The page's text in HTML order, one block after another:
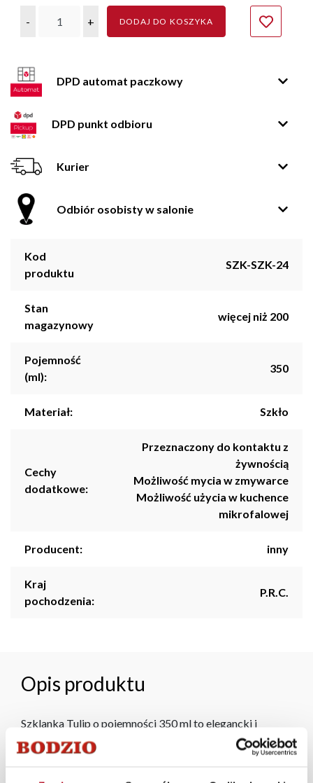
- + DODAJ DO KOSZYKA
DPD automat paczkowy
DPD punkt odbioru
Kurier
Odbiór osobisty w salonie
Kod
produktu
SZK-SZK-24
Stan
magazynowy
więcej niż 200
Pojemność
(ml):
350
Materiał: Szkło
Cechy
dodatkowe:
Przeznaczony do kontaktu z
żywnością
Możliwość mycia w zmywarce
Możliwość użycia w kuchence
mikrofalowej
Producent: inny
Kraj
pochodzenia:
P.R.C.
Opis produktu
Szklanka Tulip o pojemności 350 ml to elegancki i
uniwersalny element zastawy stołowej. Idealna do
serwowania wody, soków, drinków czy innych napojów.